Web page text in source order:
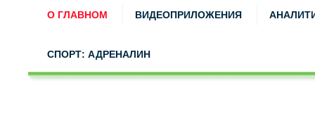
О ГЛАВНОМ ВИДЕОПРИЛОЖЕНИЯ
СПОРТ: АДРЕНАЛИН